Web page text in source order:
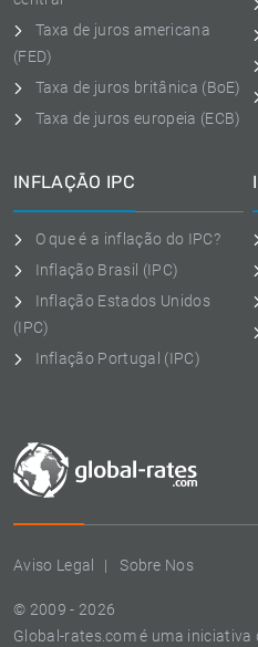
Aviso Legal Sobre Nos
© 2009 - 2026
Global-rates.com é uma iniciativa
Taxa de juros americana
(FED)
Taxa de juros britânica (BoE)
Taxa de juros europeia (ECB)
INFLAÇÃO IPC
O que é a inflação do IPC?
Inflação Brasil (IPC)
Inflação Estados Unidos
(IPC)
Inflação Portugal (IPC)